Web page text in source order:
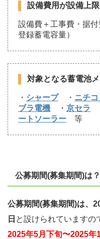
設備費用が設備上限
設備費＋工事費・据付
登録蓄電容量）
対象となる蓄電池
・ シャープ・ ニチ
ブラ電機 ・ 京セラ
ートソーラー 等
公募期間(募集期間)は？
公募期間(募集期間)は、
日 と設けられていますの
2025年5月下旬〜2025年